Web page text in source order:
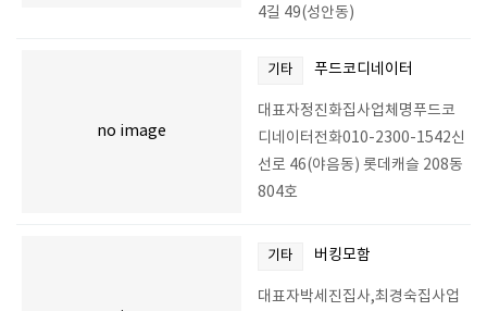
4길 49(성안동)
no image
기타 푸드코디네이터
대표자정진화집사업체명푸드코
디네이터전화010-2300-1542신
선로 46(야음동) 롯데캐슬 208동
804호
기타 버킹모함
대표자박세진집사,최경숙집사업